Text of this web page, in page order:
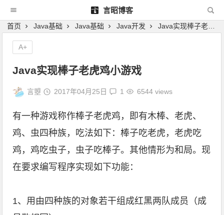
言昭博客
首页 Java基础 Java基础 Java开发 Java实现棒子老虎鸡小游戏
Java实现棒子老虎鸡小游戏
言曌 2017年04月25日 1 6544 views
有一种游戏称作棒子老虎鸡，即有木棒、老虎、
鸡、虫四种族，吃法如下：棒子吃老虎，老虎吃
鸡，鸡吃虫子，虫子吃棒子。其他情形为和局。现
在要求编写程序实现如下功能：
1、用由四种族的对象若干组成红黑两队成员（成
A+